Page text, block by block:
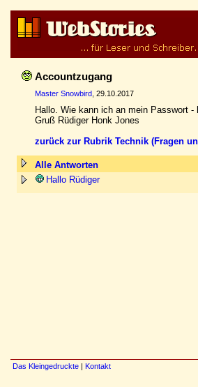
Accountzugang
Master Snowbird , 29.10.2017
Hallo. Wie kann ich an mein Passwort
Gruß Rüdiger Honk Jones
zurück zur Rubrik Technik (Fragen
Alle Antworten
Hallo Rüdiger
Das Kleingedruckte | Kontakt